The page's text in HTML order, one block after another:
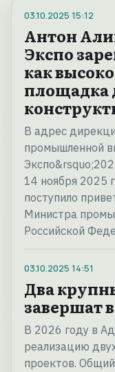
03.10.2025 15:12
Антон
Экспо
как
площадка
В адрес
промышленной
14 ноября 2025
поступило
Министра
Российской
03.10.2025 14:51
Два
завершат
В 2026 году в
реализацию
проектов.